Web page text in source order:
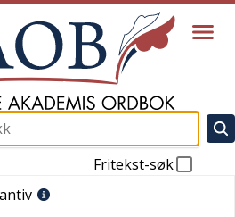
Fritekst-søk